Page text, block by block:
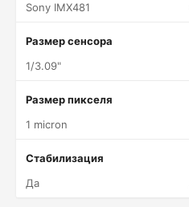
Sony IMX481
Размер сенсора
1/3.09"
Размер пикселя
1 micron
Стабилизация
Да